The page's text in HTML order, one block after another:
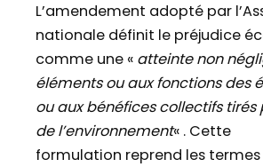
L’amendement adopté par
nationale définit le préjudice
comme une « atteinte non
éléments ou aux fonctions des
ou aux bénéfices collectifs tirés
de l’environnement« . Cette
formulation reprend les termes